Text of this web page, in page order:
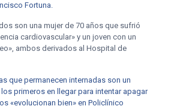
Fortuna.
son una mujer de 70 años que sufrió
cardiovascular» y un joven con un
ambos derivados al Hospital de
que permanecen internadas son un
primeros en llegar para intentar apagar
«evolucionan bien» en Policlínico